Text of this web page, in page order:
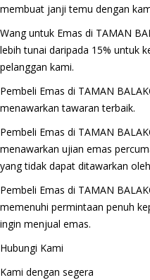
membuat janji temu dengan
Wang untuk Emas di TAMAN
lebih tunai daripada 15% untuk
pelanggan kami.
Pembeli Emas di TAMAN
menawarkan tawaran terbaik.
Pembeli Emas di TAMAN
menawarkan ujian emas
yang tidak dapat ditawarkan
Pembeli Emas di TAMAN
memenuhi permintaan penuh
ingin menjual emas.
Hubungi Kami
Kami dengan segera